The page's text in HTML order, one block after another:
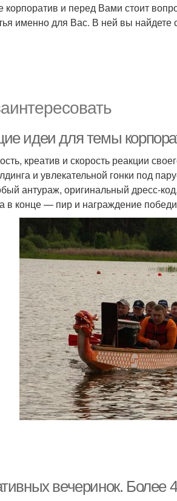
и перед Вами стоит
именно для Вас. В ней вы
идеи для темы
креатив и скорость реакции
и увлекательной гонки под
антураж, оригинальный дресс-
в конце — пир и награждение
вечеринок. Более